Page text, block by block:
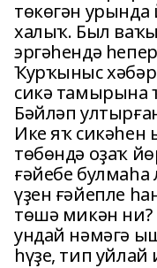
төкөгән
халыҡ. Был
эргәһендә
Ҡурҡыныс
сикә тамырына
Бәйләп
Ике яҡ
төбөндә оҙаҡ
ғәйебе
үҙен ғәйепле
төшә микән ни?
ундай нәмәгә
һүҙе, тип уйлай